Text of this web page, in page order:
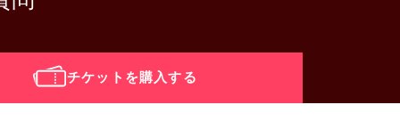
チケットを購入する